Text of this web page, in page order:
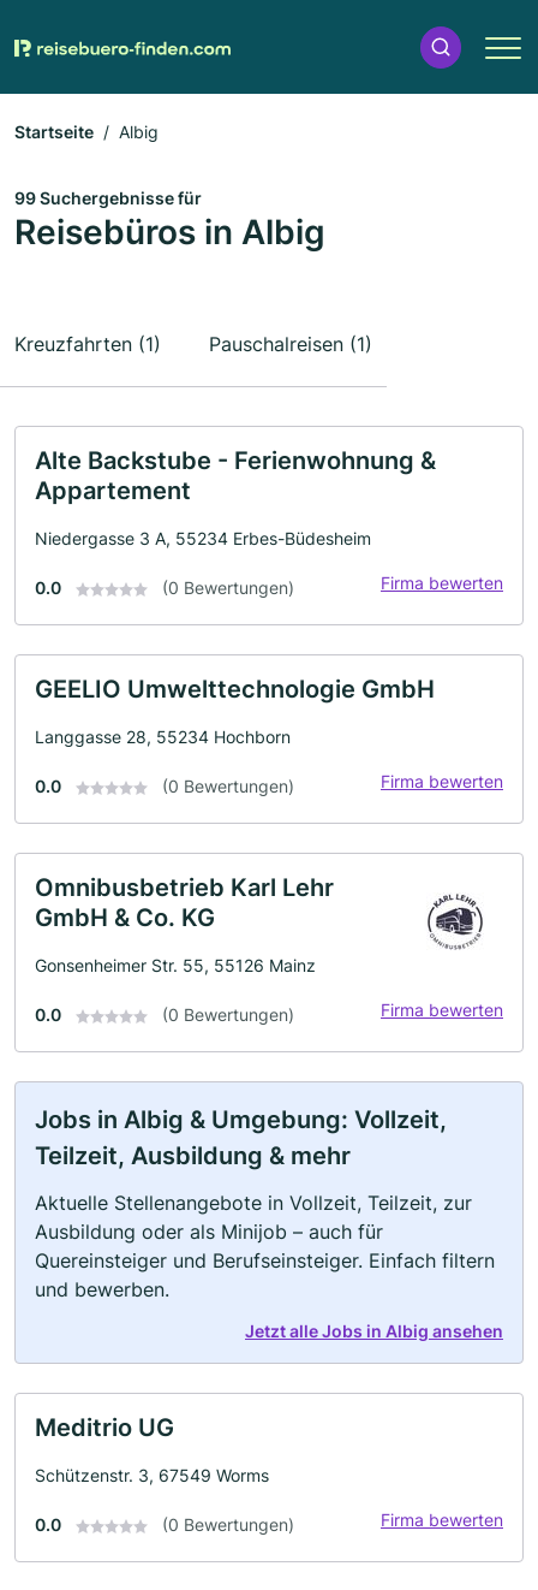
Startseite Albig
99 Suchergebnisse für
Reisebüros in Albig
Kreuzfahrten (1) Pauschalreisen (1)
Alte Backstube - Ferienwohnung &
Appartement
Niedergasse 3 A, 55234 Erbes-Büdesheim
0.0 (0 Bewertungen) Firma bewerten
GEELIO Umwelttechnologie GmbH
Langgasse 28, 55234 Hochborn
0.0 (0 Bewertungen) Firma bewerten
Omnibusbetrieb Karl Lehr
GmbH & Co. KG
Gonsenheimer Str. 55, 55126 Mainz
0.0 (0 Bewertungen) Firma bewerten
Jobs in Albig & Umgebung: Vollzeit,
Teilzeit, Ausbildung & mehr
Aktuelle Stellenangebote in Vollzeit, Teilzeit, zur
Ausbildung oder als Minijob – auch für
Quereinsteiger und Berufseinsteiger. Einfach filtern
und bewerben.
Jetzt alle Jobs in Albig ansehen
Meditrio UG
Schützenstr. 3, 67549 Worms
0.0 (0 Bewertungen) Firma bewerten